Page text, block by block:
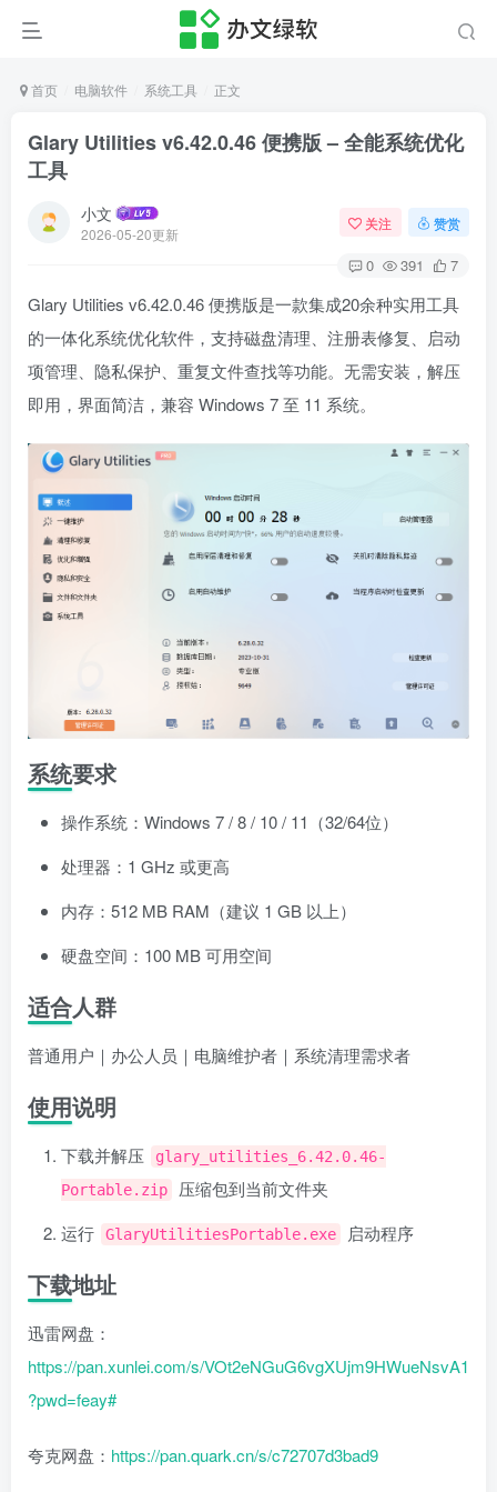
首页 电脑软件 系统工具 正文
Glary Utilities v6.42.0.46 便携版 – 全能系统优化
工具
小文
2026-05-20更新
关注 赞赏
0 391 7
Glary Utilities v6.42.0.46 便携版是一款集成20余种实用工具
的一体化系统优化软件，支持磁盘清理、注册表修复、启动
项管理、隐私保护、重复文件查找等功能。无需安装，解压
即用，界面简洁，兼容 Windows 7 至 11 系统。
系统要求
操作系统：Windows 7 / 8 / 10 / 11（32/64位）
处理器：1 GHz 或更高
内存：512 MB RAM（建议 1 GB 以上）
硬盘空间：100 MB 可用空间
适合人群
普通用户｜办公人员｜电脑维护者｜系统清理需求者
使用说明
下载并解压
glary_utilities_6.42.0.46-
Portable.zip
压缩包到当前文件夹
运行
GlaryUtilitiesPortable.exe 启动程序
下载地址
迅雷网盘：
https://pan.xunlei.com/s/VOt2eNGuG6vgXUjm9HWueNsvA1
?pwd=feay#
夸克网盘： https://pan.quark.cn/s/c72707d3bad9